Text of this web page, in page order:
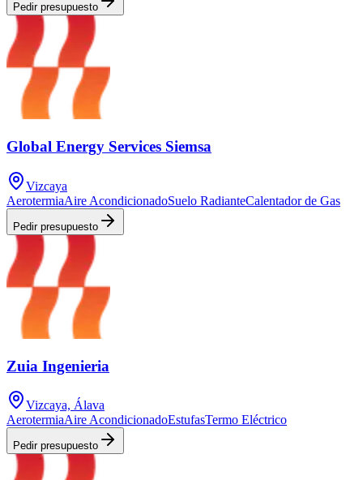
Pedir presupuesto
Global Energy Services Siemsa
Vizcaya
AerotermiaAire AcondicionadoSuelo RadianteCalentador de Gas
Pedir presupuesto
Zuia Ingenieria
Vizcaya, Álava
AerotermiaAire AcondicionadoEstufasTermo Eléctrico
Pedir presupuesto